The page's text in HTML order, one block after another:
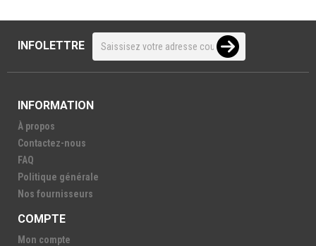
INFOLETTRE
INFORMATION
À propos
Contactez-nous
FAQ
Politique générale
Nos fournisseurs
COMPTE
Mon compte